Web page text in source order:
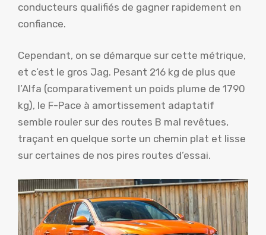
conducteurs qualifiés de gagner rapidement en
confiance.
Cependant, on se démarque sur cette métrique,
et c’est le gros Jag. Pesant 216 kg de plus que
l’Alfa (comparativement un poids plume de 1790
kg), le F-Pace à amortissement adaptatif
semble rouler sur des routes B mal revêtues,
traçant en quelque sorte un chemin plat et lisse
sur certaines de nos pires routes d’essai.